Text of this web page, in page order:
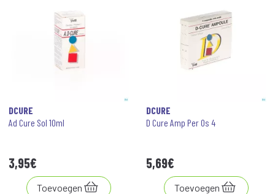
DCURE
Ad Cure Sol 10ml
3,95€
Toevoegen
DCURE
D Cure Amp Per Os 4
5,69€
Toevoegen